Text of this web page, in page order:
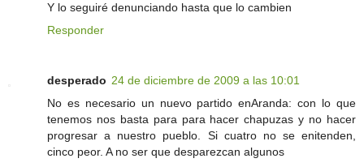
Y lo seguiré denunciando hasta que lo cambien
Responder
desperado 24 de diciembre de 2009 a las 10:01
No es necesario un nuevo partido enAranda: con lo que
tenemos nos basta para para hacer chapuzas y no hacer
progresar a nuestro pueblo. Si cuatro no se enitenden,
cinco peor. A no ser que desparezcan algunos